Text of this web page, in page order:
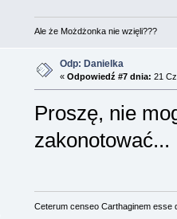
Ale że Możdżonka nie wzięli???
Odp: Danielka
« Odpowiedź #7 dnia: 21
Proszę, nie
zakonotować...
Ceterum censeo Carthaginem esse